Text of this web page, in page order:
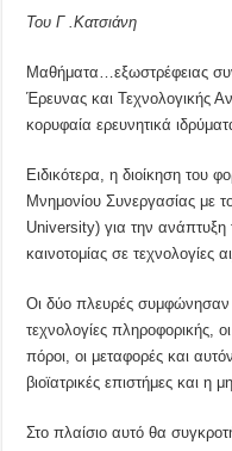
Του Γ .Κατσιάνη
Μαθήματα…εξωστρέφειας
Έρευνας και Τεχνολογικής
κορυφαία ερευνητικά
Ειδικότερα, η διοίκηση του
Μνημονίου Συνεργασίας με
University) για την ανάπτυξη
καινοτομίας σε τεχνολογίες
Οι δύο πλευρές συμφώνησαν
τεχνολογίες πληροφορικής,
πόροι, οι μεταφορές και
βιοϊατρικές επιστήμες και η
Στο πλαίσιο αυτό θα